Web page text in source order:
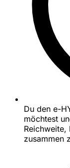
Du den e-
möchtest
Reichweite,
zusammen